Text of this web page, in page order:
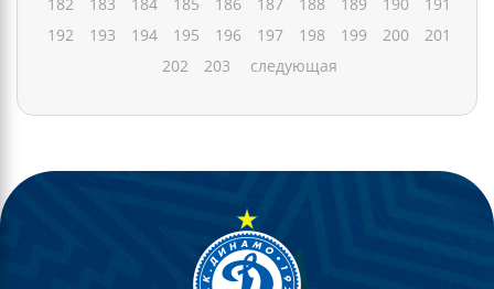
182
183 184 185 186 187 188 189 190
191
192
193 194 195 196 197 198 199 200
201
202
203 следующая